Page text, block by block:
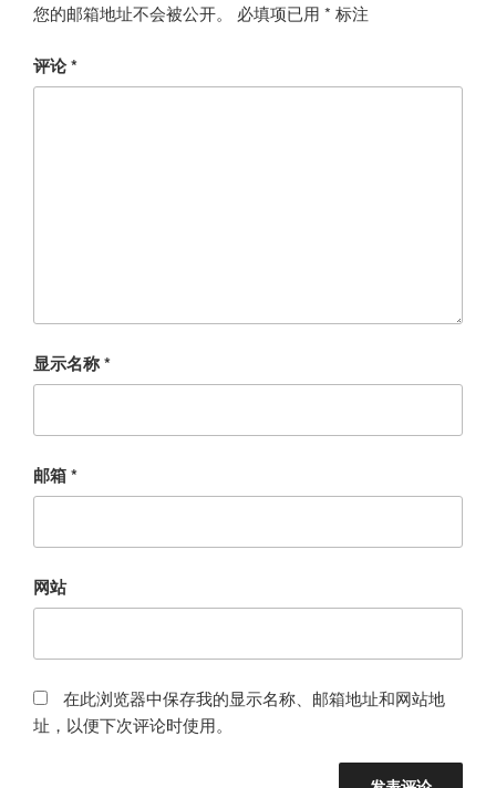
您的邮箱地址不会被公开。 必填项已用 * 标注
评论*
显示名称*
邮箱*
网站
在此浏览器中保存我的显示名称、邮箱地址和网站地
址，以便下次评论时使用。